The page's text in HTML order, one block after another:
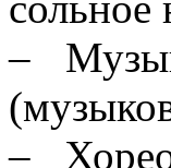
–
–